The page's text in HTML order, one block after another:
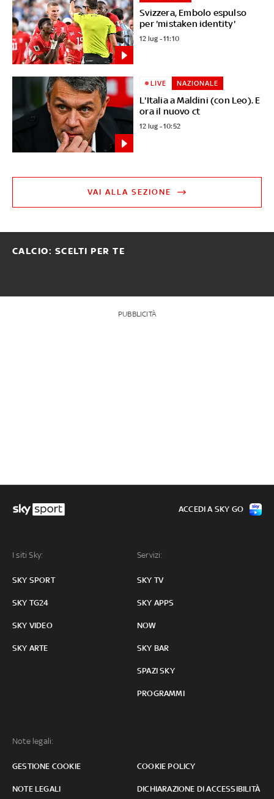
Svizzera, Embolo espulso
per 'mistaken identity'
12 lug - 11:10
L'Italia a Maldini (con Leo). E
ora il nuovo ct
LIVE NAZIONALE
12 lug - 10:52
VAI ALLA SEZIONE
CALCIO: SCELTI PER TE
PUBBLICITÀ
I siti Sky:
SKY SPORT
SKY TG24
SKY VIDEO
SKY ARTE
Servizi:
SKY TV
SKY APPS
NOW
SKY BAR
SPAZI SKY
PROGRAMMI
Note legali:
GESTIONE COOKIE COOKIE POLICY
NOTE LEGALI DICHIARAZIONE DI ACCESSIBILITÀ
ACCEDI A SKY GO